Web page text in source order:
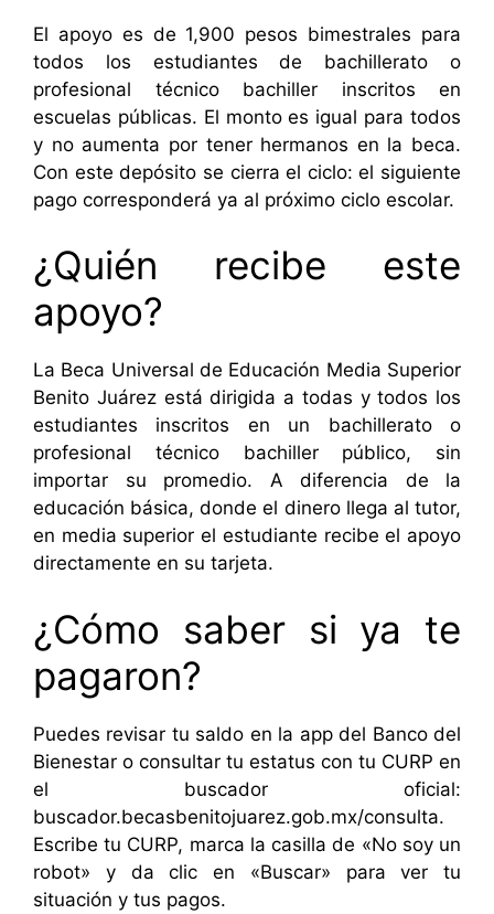
El apoyo es de 1,900 pesos bimestrales para
todos los estudiantes de bachillerato o
profesional técnico bachiller inscritos en
escuelas públicas. El monto es igual para todos
y no aumenta por tener hermanos en la beca.
Con este depósito se cierra el ciclo: el siguiente
pago corresponderá ya al próximo ciclo escolar.
¿Quién recibe este
apoyo?
La Beca Universal de Educación Media Superior
Benito Juárez está dirigida a todas y todos los
estudiantes inscritos en un bachillerato o
profesional técnico bachiller público, sin
importar su promedio. A diferencia de la
educación básica, donde el dinero llega al tutor,
en media superior el estudiante recibe el apoyo
directamente en su tarjeta.
¿Cómo saber si ya te
pagaron?
Puedes revisar tu saldo en la app del Banco del
Bienestar o consultar tu estatus con tu CURP en
el buscador oficial:
buscador.becasbenitojuarez.gob.mx/consulta.
Escribe tu CURP, marca la casilla de «No soy un
robot» y da clic en «Buscar» para ver tu
situación y tus pagos.